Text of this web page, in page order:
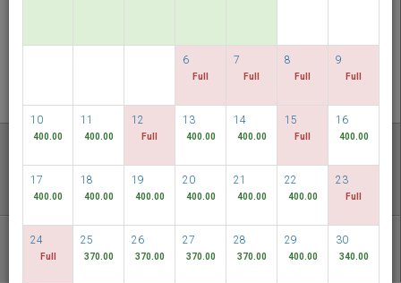
MULTIROOM RESERVATION
Temukan harga terendah kami
TANGGAL FLEKSIBEL
PAKET LAIN
6
Full
7
Full
8
Full
9
Full
10
400.00
11
400.00
12
Full
13
400.00
14
400.00
15
Full
16
400.00
17
400.00
18
400.00
19
400.00
20
400.00
21
400.00
22
400.00
23
Full
24
Full
25
370.00
26
370.00
27
370.00
28
370.00
29
400.00
30
340.00